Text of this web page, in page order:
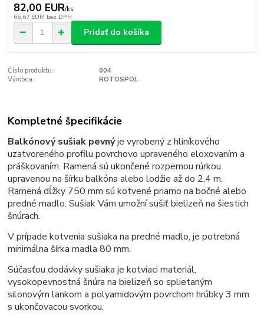
82,00 EUR/ks
66,67 EUR bez DPH
Pridať do košíka
Číslo produktu:
004
Výrobca:
ROTOSPOL
Kompletné špecifikácie
Balkónový sušiak pevnýje vyrobený z hliníkového
uzatvoreného profilu povrchovo upraveného eloxovaním a
práškovaním. Ramená sú ukončené rozpernou rúrkou
upravenou na šírku balkóna alebo lodžie až do 2,4 m.
Ramená dĺžky 750 mm sú kotvené priamo na bočné alebo
predné madlo. Sušiak Vám umožní sušiť bielizeň na šiestich
šnúrach.
V prípade kotvenia sušiaka na predné madlo, je potrebná
minimálna šírka madla 80 mm.
Súčasťou dodávky sušiaka je kotviaci materiál,
vysokopevnostná šnúra na bielizeň so splietaným
silonovým lankom a polyamidovým povrchom hrúbky 3 mm
s ukončovacou svorkou.